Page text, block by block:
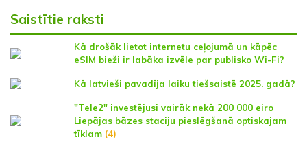
Saistītie raksti
Kā drošāk lietot internetu ceļojumā un kāpēc
eSIM bieži ir labāka izvēle par publisko Wi-Fi?
Kā latvieši pavadīja laiku tiešsaistē 2025. gadā?
"Tele2" investējusi vairāk nekā 200 000 eiro
Liepājas bāzes staciju pieslēgšanā optiskajam
tīklam (4)